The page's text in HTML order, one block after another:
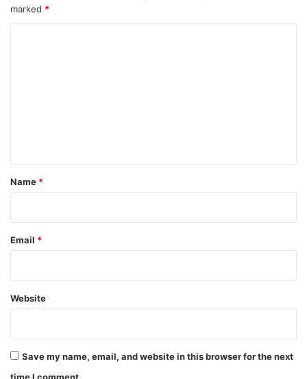
marked *
Name *
Email *
Website
Save my name, email, and website in this browser for the next
time I comment.